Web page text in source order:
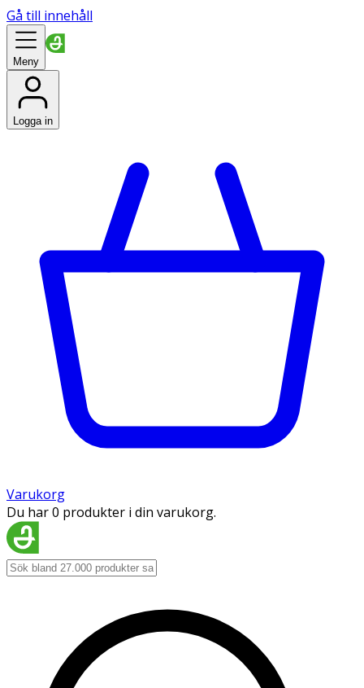
Gå till innehåll
Meny
Logga in
Varukorg
Du har 0 produkter i din varukorg.